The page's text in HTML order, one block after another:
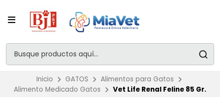
Inicio GATOS
Alimentos para Gatos
Alimento Medicado Gatos
Vet Life Renal Feline 85 Gr.